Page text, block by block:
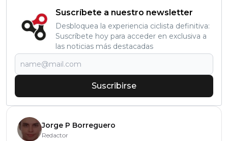
Suscríbete a nuestro newsletter
Desbloquea la experiencia ciclista definitiva:
Suscríbete hoy para acceder en exclusiva a
las noticias más destacadas
Suscribirse
Jorge P Borreguero
Redactor